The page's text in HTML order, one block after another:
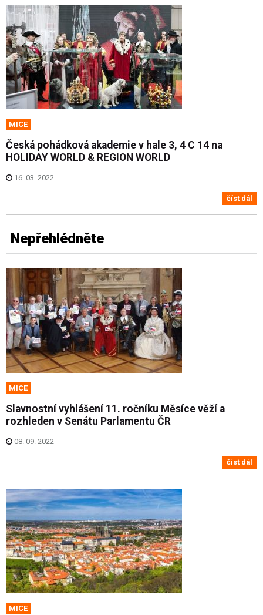
MICE
Česká pohádková akademie v hale 3, 4 C 14 na
HOLIDAY WORLD & REGION WORLD
16. 03. 2022
číst dál
Nepřehlédněte
MICE
Slavnostní vyhlášení 11. ročníku Měsíce věží a
rozhleden v Senátu Parlamentu ČR
08. 09. 2022
číst dál
MICE